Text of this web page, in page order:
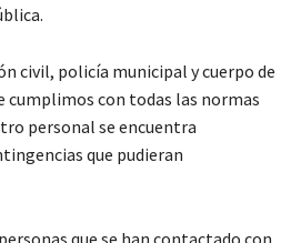
civil, policía municipal y cuerpo de
cumplimos con todas las normas
personal se encuentra
que pudieran